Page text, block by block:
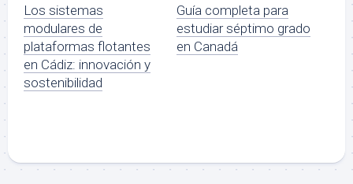
Los sistemas
modulares de
plataformas flotantes
en Cádiz: innovación y
sostenibilidad
Guía completa para
estudiar séptimo grado
en Canadá